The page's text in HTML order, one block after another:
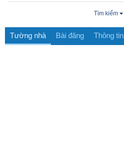
Tìm kiếm
Tường nhà Bài đăng Thông tin